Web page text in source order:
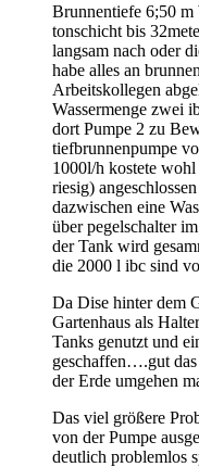
Brunnentiefe 6;50 m
tonschicht bis
langsam nach oder
habe alles an
Arbeitskollegen
Wassermenge zwei
dort Pumpe 2 zu
tiefbrunnenpumpe
1000l/h kostete
riesig)
dazwischen eine
über pegelschalter
der Tank wird
die 2000 l ibc sind
Da Dise hinter dem
Gartenhaus als
Tanks genutzt und
geschaffen….gut
der Erde umgehen
Das viel größere
von der Pumpe
deutlich problemlos